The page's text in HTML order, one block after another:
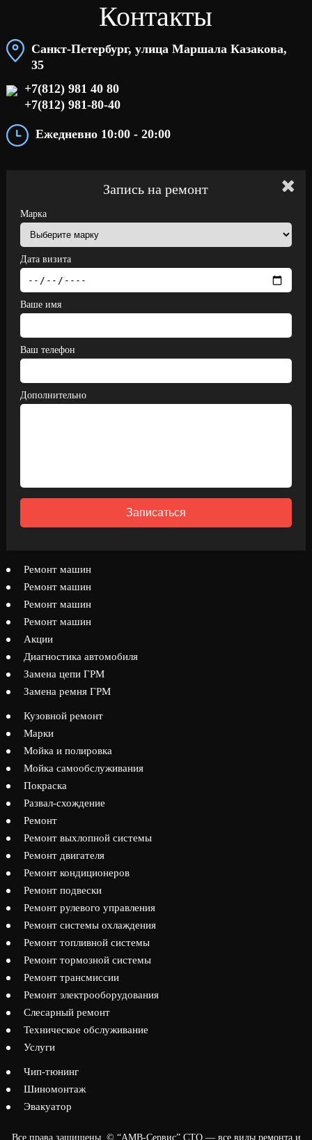
Контакты
Санкт-Петербург, улица Маршала Казакова,
35
+7(812) 981 40 80
+7(812) 981-80-40
Ежедневно 10:00 - 20:00
Запись на ремонт
Марка
Дата визита
Ваше имя
Ваш телефон
Дополнительно
Записаться
Ремонт машин
Ремонт машин
Ремонт машин
Ремонт машин
Акции
Диагностика автомобиля
Замена цепи ГРМ
Замена ремня ГРМ
Кузовной ремонт
Марки
Мойка и полировка
Мойка самообслуживания
Покраска
Развал-схождение
Ремонт
Ремонт выхлопной системы
Ремонт двигателя
Ремонт кондиционеров
Ремонт подвески
Ремонт рулевого управления
Ремонт системы охлаждения
Ремонт топливной системы
Ремонт тормозной системы
Ремонт трансмиссии
Ремонт электрооборудования
Слесарный ремонт
Техническое обслуживание
Услуги
Чип-тюнинг
Шиномонтаж
Эвакуатор
Все права защищены. © “АМВ-Сервис” СТО — все виды ремонта и